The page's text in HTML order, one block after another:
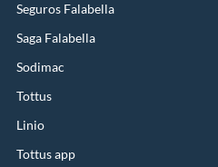
Seguros Falabella
Saga Falabella
Sodimac
Tottus
Linio
Tottus app